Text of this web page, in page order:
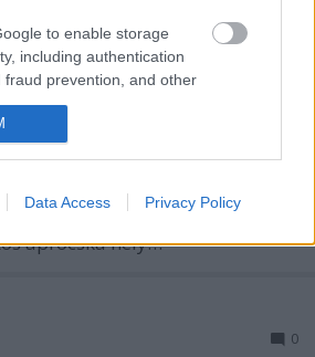
to enable storage
including authentication
fraud prevention, and other
Data Access Privacy Policy
fogok egy kocsmát ajánlani
másnaposan jövök dolgozni.
egyenlőre
és Nyugati között, Zichy Jenő
aprócska hely…
0